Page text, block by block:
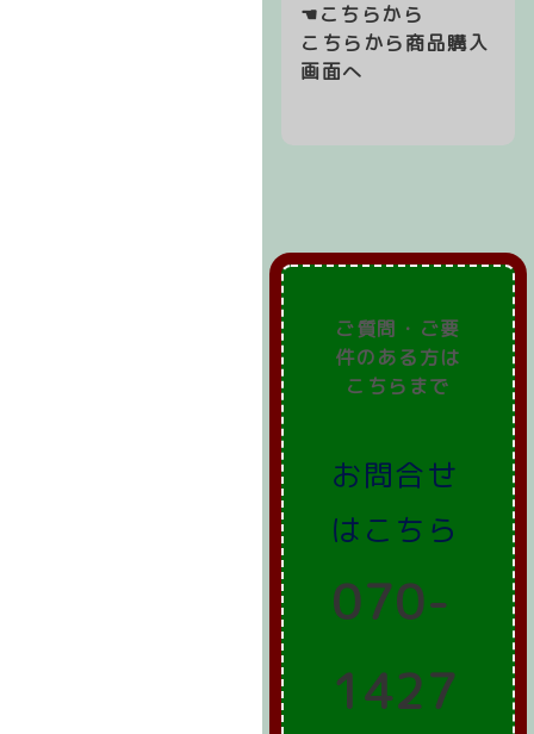
☚こちらから
こちらから商品購入
画面へ
ご質問・ご要
件のある方は
こちらまで
お問合せ
はこちら
070-
1427